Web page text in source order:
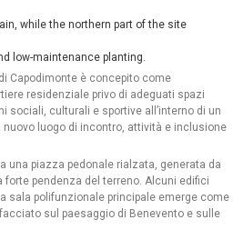
while the northern part of the site
low-maintenance planting.
Capodimonte è concepito come
residenziale privo di adeguati spazi
sociali, culturali e sportive all’interno di un
nuovo luogo di incontro, attività e inclusione
una piazza pedonale rialzata, generata da
pendenza del terreno. Alcuni edifici
sala polifunzionale principale emerge come
sul paesaggio di Benevento e sulle